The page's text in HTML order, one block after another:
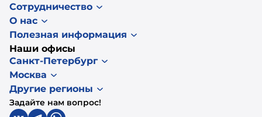
Сотрудничество
О нас
Полезная информация
Наши офисы
Санкт-Петербург
Москва
Другие регионы
Задайте нам вопрос!